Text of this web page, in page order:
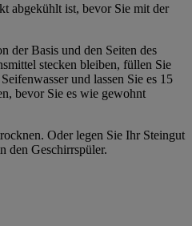
abgekühlt ist, bevor Sie mit der
der Basis und den Seiten des
stecken bleiben, füllen Sie
und lassen Sie es 15
bevor Sie es wie gewohnt
Oder legen Sie Ihr Steingut
den Geschirrspüler.